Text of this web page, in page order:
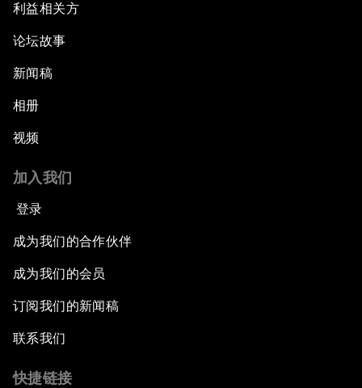
利益相关方
论坛故事
新闻稿
相册
视频
加入我们
登录
成为我们的合作伙伴
成为我们的会员
订阅我们的新闻稿
联系我们
快捷链接